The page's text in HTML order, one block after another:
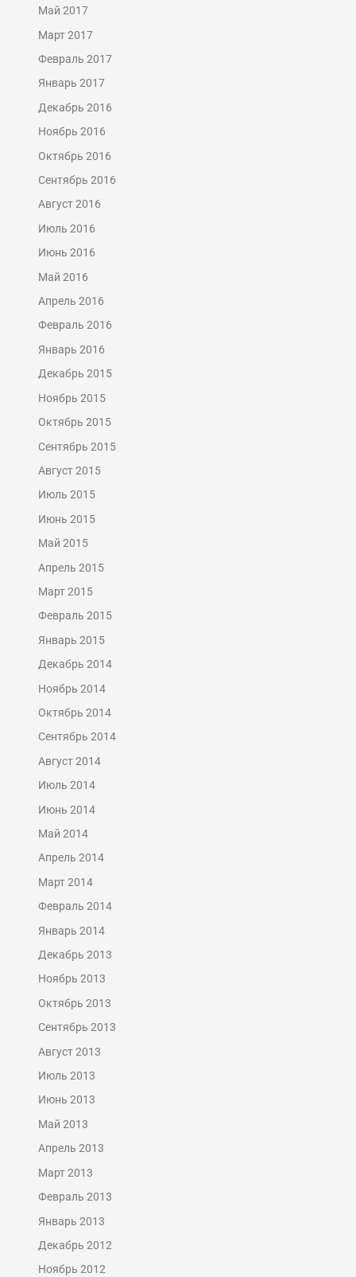
Май 2017
Март 2017
Февраль 2017
Январь 2017
Декабрь 2016
Ноябрь 2016
Октябрь 2016
Сентябрь 2016
Август 2016
Июль 2016
Июнь 2016
Май 2016
Апрель 2016
Февраль 2016
Январь 2016
Декабрь 2015
Ноябрь 2015
Октябрь 2015
Сентябрь 2015
Август 2015
Июль 2015
Июнь 2015
Май 2015
Апрель 2015
Март 2015
Февраль 2015
Январь 2015
Декабрь 2014
Ноябрь 2014
Октябрь 2014
Сентябрь 2014
Август 2014
Июль 2014
Июнь 2014
Май 2014
Апрель 2014
Март 2014
Февраль 2014
Январь 2014
Декабрь 2013
Ноябрь 2013
Октябрь 2013
Сентябрь 2013
Август 2013
Июль 2013
Июнь 2013
Май 2013
Апрель 2013
Март 2013
Февраль 2013
Январь 2013
Декабрь 2012
Ноябрь 2012